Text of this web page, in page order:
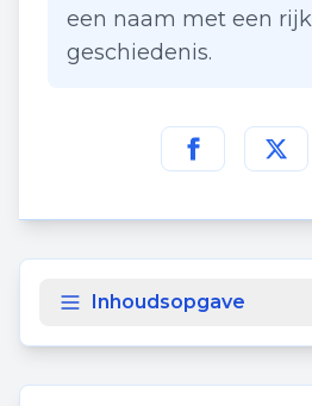
een naam met een
geschiedenis.
Deel deze
Inhoudsopgave